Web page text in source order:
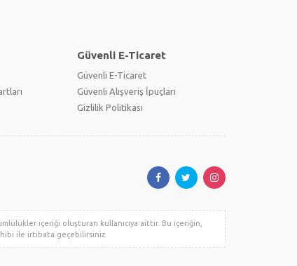
Güvenli E-Ticaret
Güvenli E-Ticaret
Güvenli Alışveriş İpuçları
Gizlilik Politikası
içeriği oluşturan kullanıcıya aittir. Bu içeriğin,
ile irtibata geçebilirsiniz.